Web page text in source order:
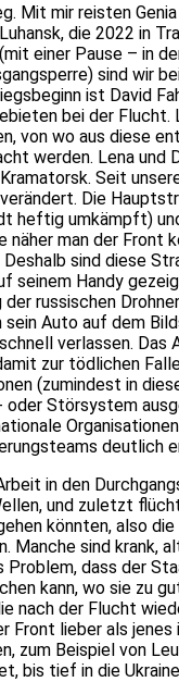
Mit mir reisten
die 2022 in
einer Pause – in
sind wir
ist David
bei der
von wo aus diese
werden. Lena und
Seit
Die
heftig umkämpft)
näher man der Front
sind diese
seinem Handy
russischen
Auto auf dem
verlassen. Das
zur tödlichen
(zumindest in
oder Störsystem
deutlich
in den
und zuletzt
könnten, also
Manche sind krank,
dass der
kann, wo sie zu
nach der Flucht
Front lieber als
zum Beispiel von
bis tief in die